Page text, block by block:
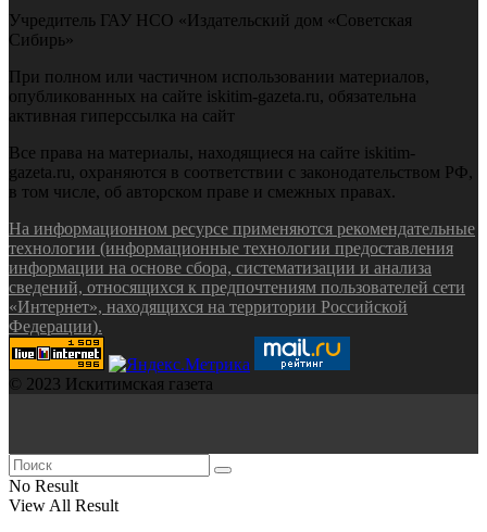
Учредитель ГАУ НСО «Издательский дом «Советская
Сибирь»
При полном или частичном использовании материалов,
опубликованных на сайте iskitim-gazeta.ru, обязательна
активная гиперссылка на сайт
Все права на материалы, находящиеся на сайте iskitim-
gazeta.ru, охраняются в соответствии с законодательством РФ,
в том числе, об авторском праве и смежных правах.
На информационном ресурсе применяются рекомендательные
технологии (информационные технологии предоставления
информации на основе сбора, систематизации и анализа
сведений, относящихся к предпочтениям пользователей сети
«Интернет», находящихся на территории Российской
Федерации).
© 2023 Искитимская газета
No Result
View All Result